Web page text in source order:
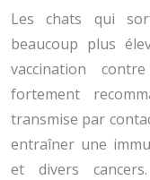
Les chats qui
beaucoup plus
vaccination
fortement
transmise par
entraîner une
et divers